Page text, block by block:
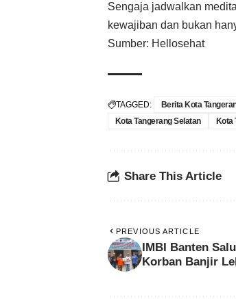
Sengaja jadwalkan
kewajiban dan bukan
Sumber: Hellosehat
TAGGED: Berita Kota
Kota Tangerang Selatan
Kota
Share This Article
PREVIOUS ARTICLE
IMBI Banten
Korban Banjir